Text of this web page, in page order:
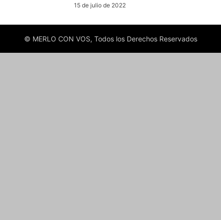
15 de julio de 2022
© MERLO CON VOS, Todos los Derechos Reservados